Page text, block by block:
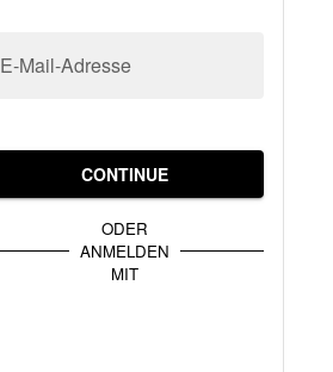
E-Mail-Adresse
CONTINUE
ODER
ANMELDEN
MIT